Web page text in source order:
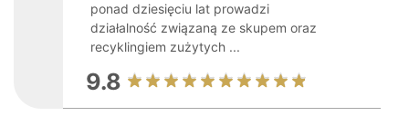
ponad dziesięciu lat prowadzi
działalność związaną ze skupem oraz
recyklingiem zużytych ...
9.8